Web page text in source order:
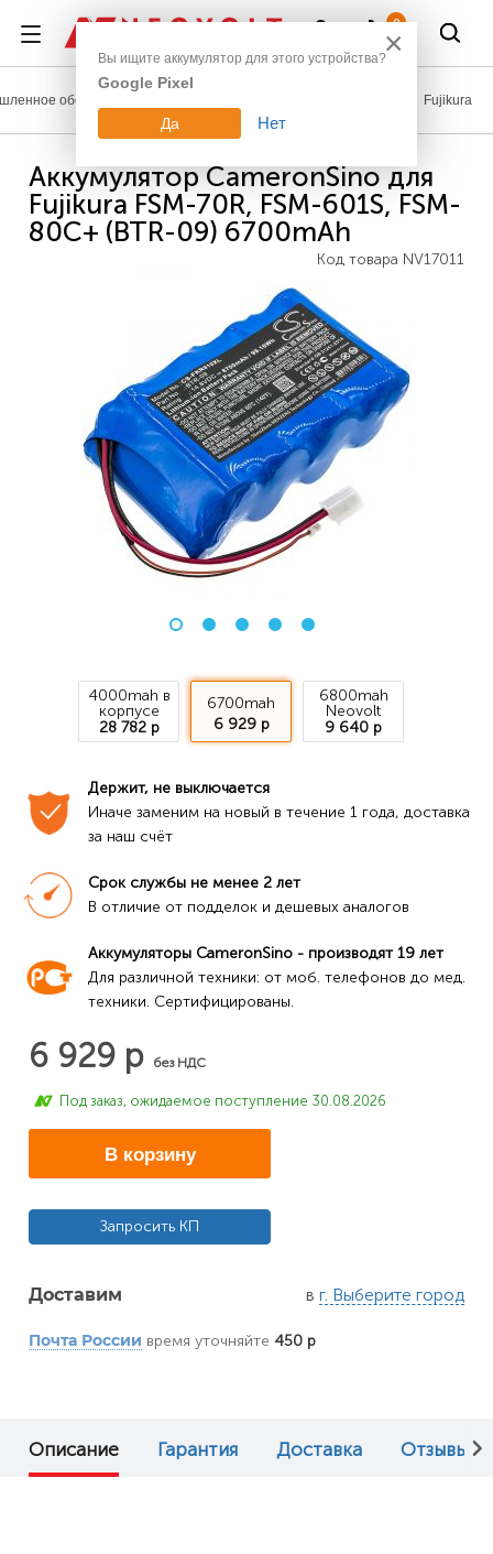
0
оборудование Fujikura
Аккумулятор CameronSino для
Fujikura FSM-70R, FSM-601S, FSM-
80C+ (BTR-09) 6700mAh
Код товара NV17011
4000mah в
корпусе
28 782 р
6700mah
6 929 р
6800mah
Neovolt
9 640 р
Держит, не выключается
Иначе заменим на новый в течение 1 года, доставка
за наш счёт
Срок службы не менее 2 лет
В отличие от подделок и дешевых аналогов
Аккумуляторы CameronSino - производят 19 лет
Для различной техники: от моб. телефонов до мед.
техники. Сертифицированы.
6 929 р без НДС
Под заказ, ожидаемое поступление 30.08.2026
В корзину
Запросить КП
Доставим в г. Выберите город
Почта России время уточняйте 450 р
Описание Гарантия Доставка Отзывы (0)
×
Вы ищите аккумулятор для этого устройства?
Google Pixel
Да Нет